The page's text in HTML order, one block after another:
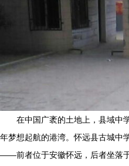
在中国广袤的土地上，县域中
年梦想起航的港湾。怀远县古城中
——前者位于安徽怀远，后者坐落